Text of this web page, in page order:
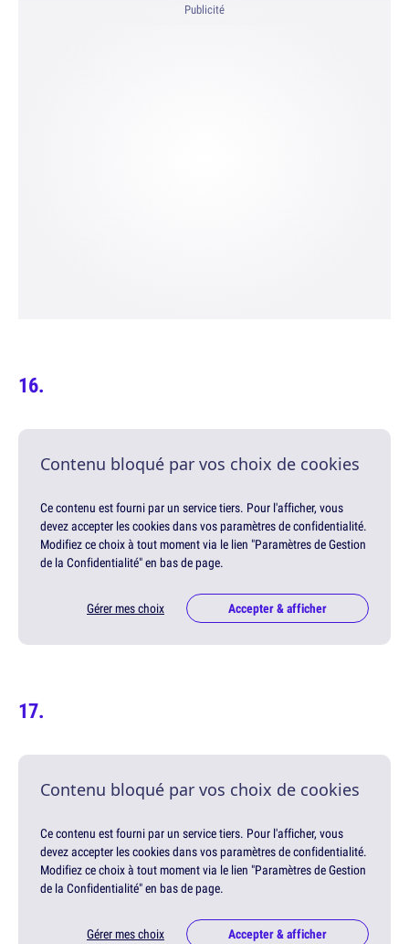
Publicité
Contenu bloqué par vos choix de cookies
Ce contenu est fourni par un service tiers. Pour l'afficher, vous
devez accepter les cookies dans vos paramètres de confidentialité.
Modifiez ce choix à tout moment via le lien "Paramètres de Gestion
de la Confidentialité" en bas de page.
Gérer mes choix Accepter & afficher
Contenu bloqué par vos choix de cookies
Ce contenu est fourni par un service tiers. Pour l'afficher, vous
devez accepter les cookies dans vos paramètres de confidentialité.
Modifiez ce choix à tout moment via le lien "Paramètres de Gestion
de la Confidentialité" en bas de page.
Gérer mes choix Accepter & afficher